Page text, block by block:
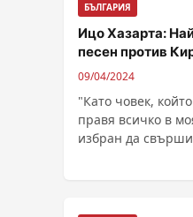
БЪЛГАРИЯ
Ицо Хазарта:
песен против
09/04/2024
"Като човек,
правя всичко в
избран да